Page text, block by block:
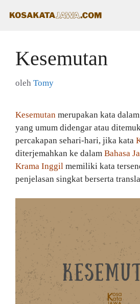
Kesemutan
oleh Tomy
Kesemutan merupakan kata
yang umum didengar atau
percakapan sehari-hari, jika kata
diterjemahkan ke dalam Bahasa
Krama Inggil memiliki kata
penjelasan singkat berserta